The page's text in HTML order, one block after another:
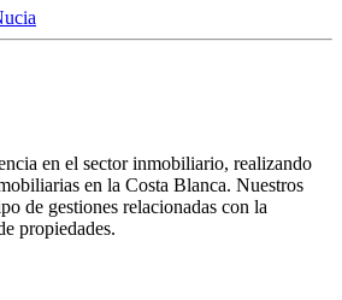
en el sector inmobiliario, realizando
en la Costa Blanca. Nuestros
de gestiones relacionadas con la
propiedades.